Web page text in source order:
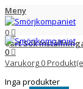
Meny
0
CartSök
0
Varukorg0
Inga produkter